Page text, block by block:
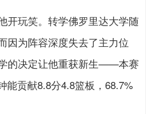
玩笑。转学佛罗里达大学随
因为阵容深度失去了主力位
的决定让他重获新生——本赛
能贡献8.8分4.8篮板，68.7%